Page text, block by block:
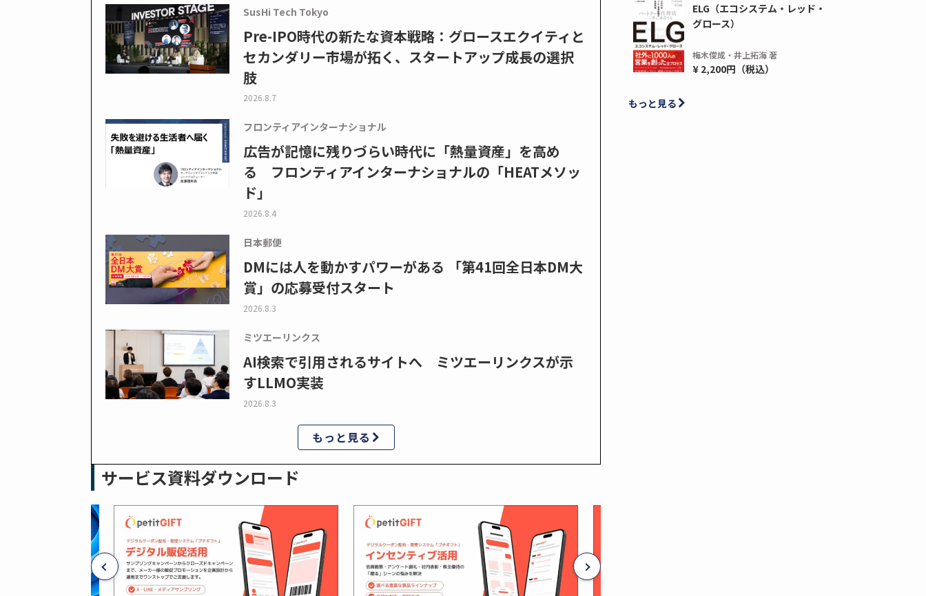
SusHi Tech Tokyo
Pre-IPO時代の新たな資本戦略：グロースエクイティと
セカンダリー市場が拓く、スタートアップ成長の選択
肢
2026.8.7
フロンティアインターナショナル
広告が記憶に残りづらい時代に「熱量資産」を高め
る フロンティアインターナショナルの「HEATメソッ
ド」
2026.8.4
日本郵便
DMには人を動かすパワーがある 「第41回全日本DM大
賞」の応募受付スタート
2026.8.3
ミツエーリンクス
AI検索で引用されるサイトへ ミツエーリンクスが示
すLLMO実装
2026.8.3
もっと見る
サービス資料ダウンロード
ELG（エコシステム・レッド・
グロース）
梅木俊成・井上拓海 著
¥ 2,200円（税込）
もっと見る